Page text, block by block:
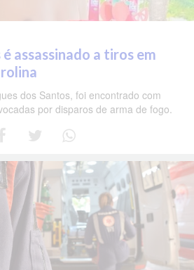
assassinado a tiros em
dos Santos, foi encontrado com
por disparos de arma de fogo.